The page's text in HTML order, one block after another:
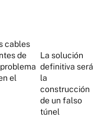
cables
de
el
La solución
definitiva será
la
construcción
de un falso
túnel